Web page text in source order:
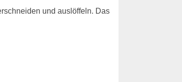
und auslöffeln. Das